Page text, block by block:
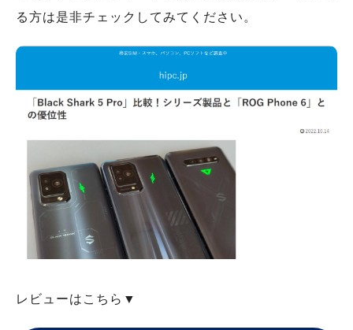
る方は是非チェックしてみてください。
レビューはこちら▼